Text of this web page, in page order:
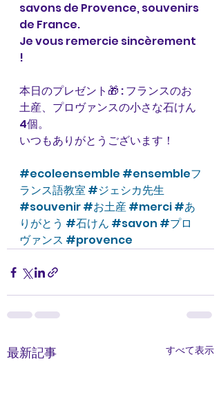
savons de Provence, souvenirs
de France.
Je vous remercie sincèrement
!
本日のプレゼント🎁 : フランスのお
土産、プロヴァンスの小さな石けん
4個。
いつもありがとうございます！
#ecoleensemble #ensembleフ
ランス語教室#ジェシカ先生
#souvenir#お土産#merci#あ
りがとう #石けん #savon #プロ
ヴァンス #provence
最新記事 すべて表示